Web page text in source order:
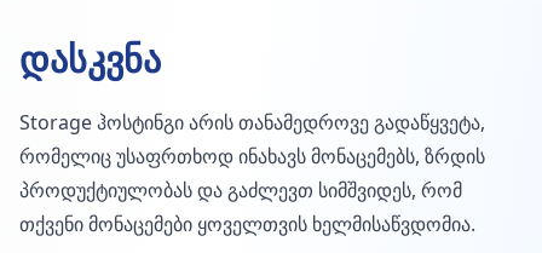
დასკვნა
Storage ჰოსტინგი არის თანამედროვე გადაწყვეტა,
რომელიც უსაფრთხოდ ინახავს მონაცემებს, ზრდის
პროდუქტიულობას და გაძლევთ სიმშვიდეს, რომ
თქვენი მონაცემები ყოველთვის ხელმისაწვდომია.